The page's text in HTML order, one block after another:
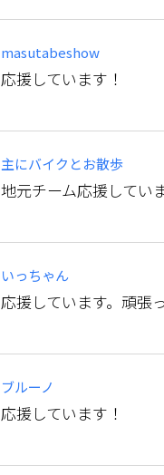
masutabeshow
応援しています！
主にバイクとお散歩
地元チーム応援してい
いっちゃん
応援しています。頑張
ブルーノ
応援しています！